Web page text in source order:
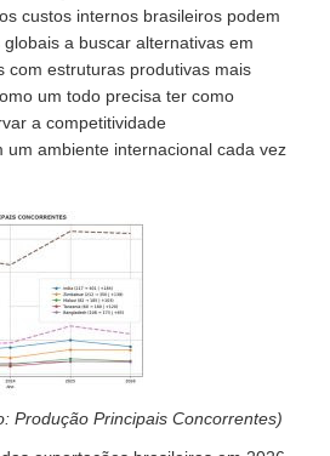
custos internos brasileiros podem
a buscar alternativas em
com estruturas produtivas mais
um todo precisa ter como
a competitividade
um ambiente internacional cada vez
Produção Principais Concorrentes)